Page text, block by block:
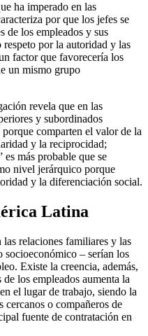
ha imperado en las
por que los jefes se
de los empleados y sus
por la autoridad y las
factor que favorecería los
un mismo grupo
revela que en las
y subordinados
comparten el valor de la
y la reciprocidad;
es más probable que se
nivel jerárquico porque
y la diferenciación social.
Latina
relaciones familiares y las
socioeconómico – serían los
Existe la creencia, además,
los empleados aumenta la
el lugar de trabajo, siendo la
cercanos o compañeros de
fuente de contratación en